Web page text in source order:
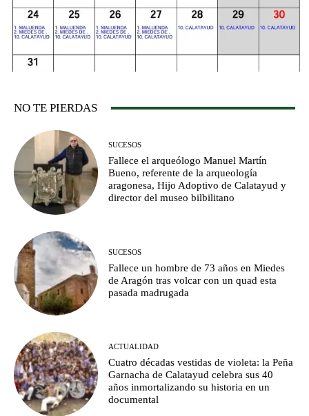
NO TE PIERDAS
SUCESOS
Fallece el arqueólogo Manuel Martín
Bueno, referente de la arqueología
aragonesa, Hijo Adoptivo de Calatayud y
director del museo bilbilitano
SUCESOS
Fallece un hombre de 73 años en Miedes
de Aragón tras volcar con un quad esta
pasada madrugada
ACTUALIDAD
Cuatro décadas vestidas de violeta: la Peña
Garnacha de Calatayud celebra sus 40
años inmortalizando su historia en un
documental